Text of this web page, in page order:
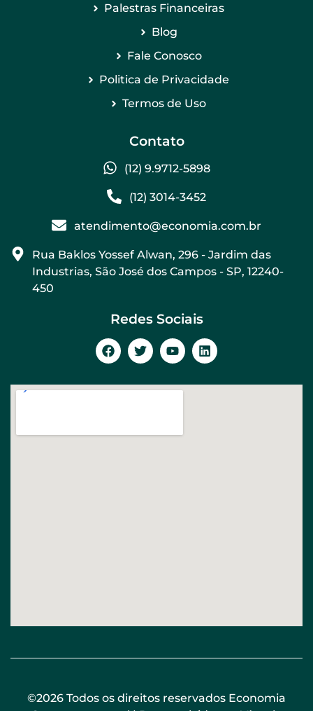
Palestras Financeiras
Blog
Fale Conosco
Politica de Privacidade
Termos de Uso
Contato
(12) 9.9712-5898
(12) 3014-3452
atendimento@economia.com.br
Rua Baklos Yossef Alwan, 296 - Jardim das
Industrias, São José dos Campos - SP, 12240-
450
Redes Sociais
©2026 Todos os direitos reservados Economia